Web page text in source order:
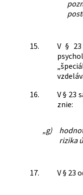
15.
V §
16.
V § 23
znie:
„g)
rizika
17. V § 23